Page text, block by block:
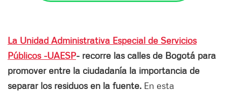
La Unidad Administrativa Especial de Servicios
Públicos -UAESP- recorre las calles de Bogotá para
promover entre la ciudadanía la importancia de
separar los residuos en la fuente. En esta